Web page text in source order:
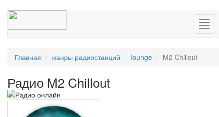
Главная жанры радиостанций lounge M2 Chillout
Радио M2 Chillout